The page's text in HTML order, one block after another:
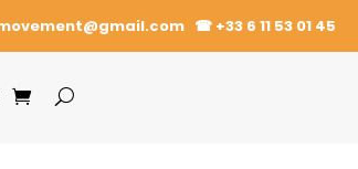
☎︎ +33 6 11 53 01 45